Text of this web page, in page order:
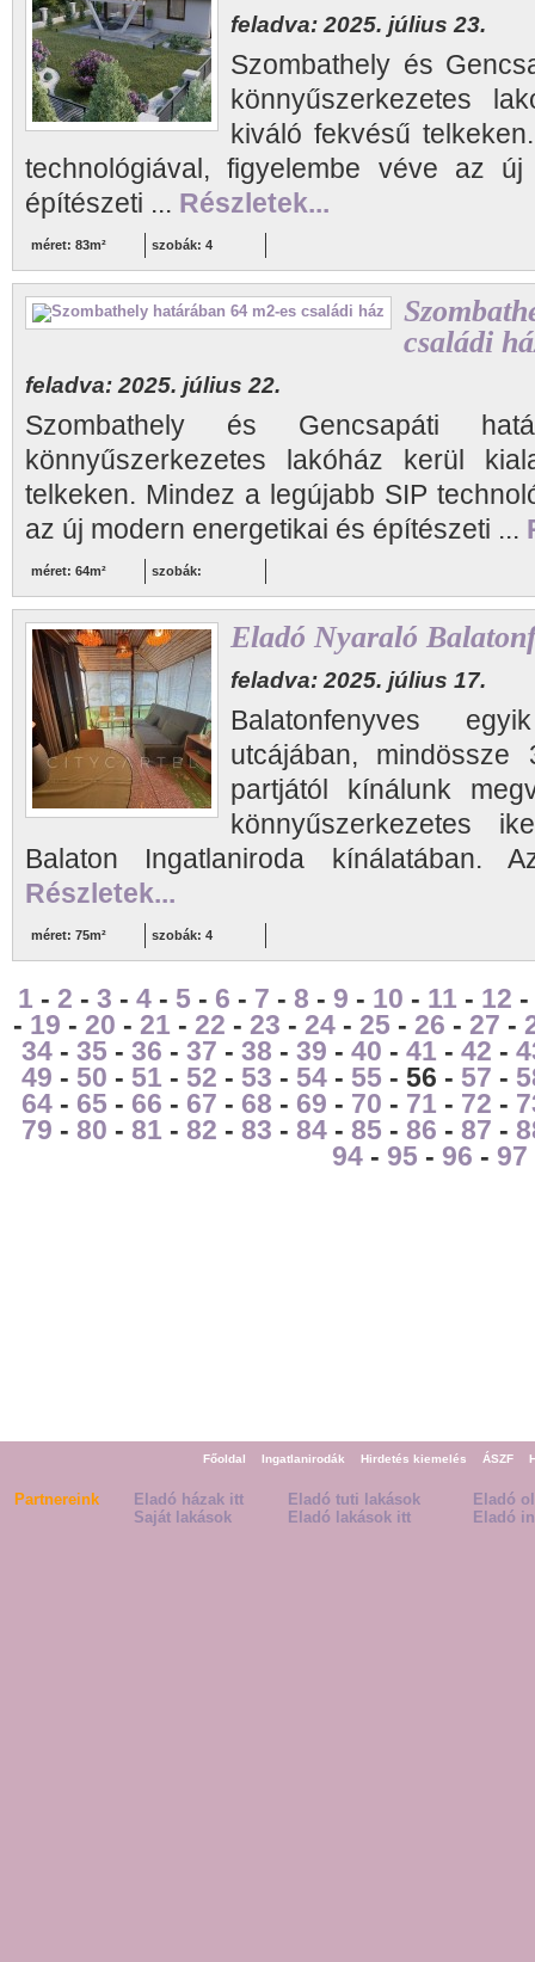
feladva: 2025. július 23.
Szombathely és
könnyűszerkezetes
kiváló fekvésű
technológiával, figyelembe véve az
építészeti ... Részletek...
méret: 83m² szobák: 4
családi
feladva: 2025. július 22.
Szombathely és Gencsapáti
könnyűszerkezetes lakóház kerül
telkeken. Mindez a legújabb SIP
az új modern energetikai és építészeti ...
méret: 64m² szobák:
Eladó Nyaraló
feladva: 2025. július 17.
Balatonfenyves
utcájában,
partjától kínálunk
könnyűszerkezetes
Balaton Ingatlaniroda kínálatában.
Részletek...
méret: 75m² szobák: 4
1 - 2 - 3 - 4 - 5 - 6 - 7 - 8 - 9 - 10 - 11 - 12 -
- 19 - 20 - 21 - 22 - 23 - 24 - 25 - 26 - 27 -
34 - 35 - 36 - 37 - 38 - 39 - 40 - 41 - 42 -
49 - 50 - 51 - 52 - 53 - 54 - 55 - 56 - 57 -
64 - 65 - 66 - 67 - 68 - 69 - 70 - 71 - 72 -
79 - 80 - 81 - 82 - 83 - 84 - 85 - 86 - 87 -
94 - 95 - 96 - 97
Főoldal Ingatlanirodák Hirdetés kiemelés ÁSZF
Partnereink Eladó házak itt Eladó tuti lakások
Eladó
Saját lakások
Eladó lakások itt Eladó